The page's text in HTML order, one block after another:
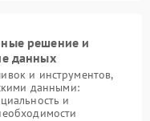
решение и
данных
и инструментов,
данными:
и